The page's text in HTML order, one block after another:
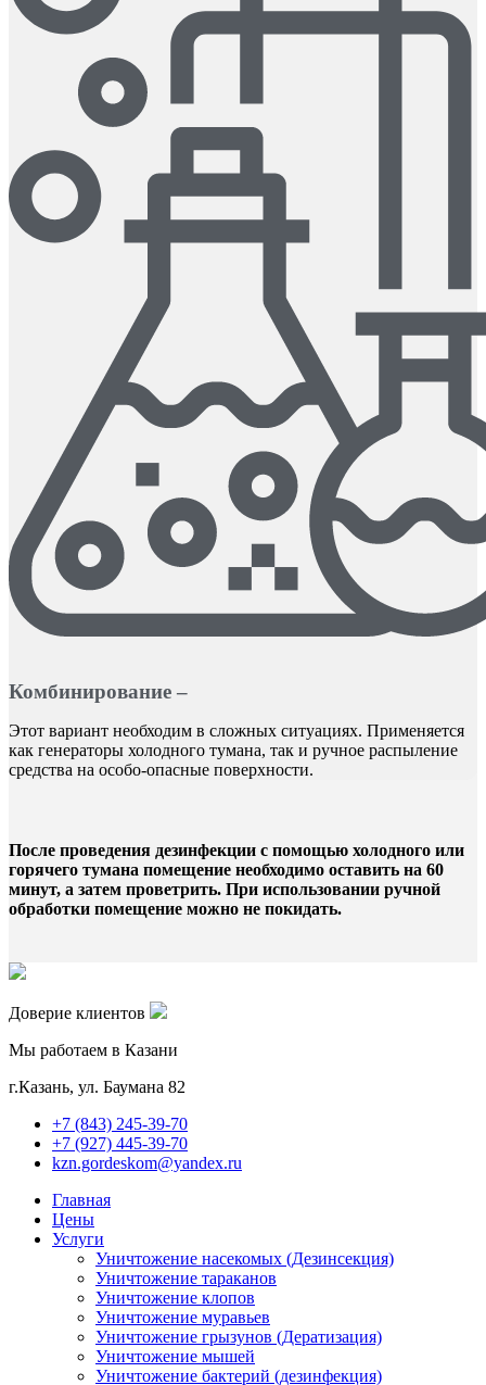
Комбинирование –
Этот вариант необходим в сложных ситуациях. Применяется
как генераторы холодного тумана, так и ручное распыление
средства на особо-опасные поверхности.
После проведения дезинфекции с помощью холодного или
горячего тумана помещение необходимо оставить на 60
минут, а затем проветрить. При использовании ручной
обработки помещение можно не покидать.
Доверие клиентов
Мы работаем в Казани
г.Казань, ул. Баумана 82
+7 (843) 245-39-70
+7 (927) 445-39-70
kzn.gordeskom@yandex.ru
Главная
Цены
Услуги
Уничтожение насекомых (Дезинсекция)
Уничтожение тараканов
Уничтожение клопов
Уничтожение муравьев
Уничтожение грызунов (Дератизация)
Уничтожение мышей
Уничтожение бактерий (дезинфекция)